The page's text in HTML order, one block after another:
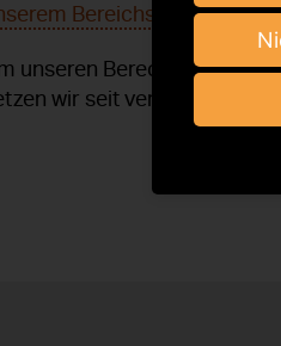
Bereichsleiter IT,
unseren Berechtigten die
wir seit vergangenem